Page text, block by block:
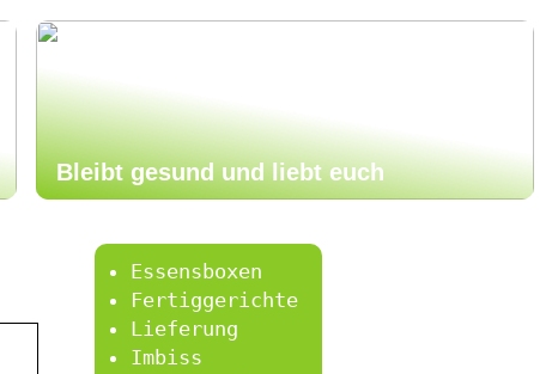
Bleibt gesund und liebt euch
Essensboxen
Fertiggerichte
Lieferung
Imbiss